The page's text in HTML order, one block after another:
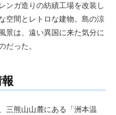
ンガ造りの紡績工場を改装し
空間とレトロな建物。島の涼
景は、遠い異国に来た気分に
だった。
三熊山山麓にある「洲本温